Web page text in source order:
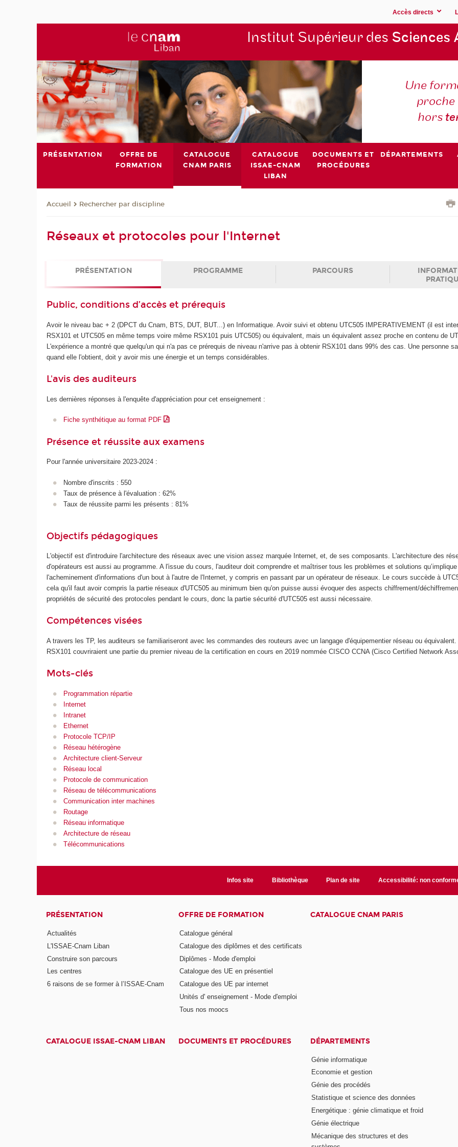
Accès directs
Institut Supérieur des Sciences
Une
proche
hors
PRÉSENTATION
OFFRE DE
FORMATION
CATALOGUE
CNAM PARIS
CATALOGUE
ISSAE-CNAM
LIBAN
DOCUMENTS ET
PROCÉDURES
DÉPARTEMENTS
Accueil Rechercher par discipline
Réseaux et protocoles pour l'Internet
PRÉSENTATION PROGRAMME PARCOURS
Public, conditions d’accès et prérequis
Avoir le niveau bac + 2 (DPCT du Cnam, BTS, DUT, BUT...) en Informatique. Avoir suivi et obtenu UTC505 IMPERATIVEMENT (il est
RSX101 et UTC505 en même temps voire même RSX101 puis UTC505) ou équivalent, mais un équivalent assez proche en contenu de
L'expérience a montré que quelqu'un qui n'a pas ce prérequis de niveau n'arrive pas à obtenir RSX101 dans 99% des cas. Une personne
quand elle l'obtient, doit y avoir mis une énergie et un temps considérables.
L'avis des auditeurs
Les dernières réponses à l'enquête d'appréciation pour cet enseignement :
Fiche synthétique au format PDF
Présence et réussite aux examens
Pour l'année universitaire 2023-2024 :
Nombre d'inscrits : 550
Taux de présence à l'évaluation : 62%
Taux de réussite parmi les présents : 81%
Objectifs pédagogiques
L'objectif est d'introduire l'architecture des réseaux avec une vision assez marquée Internet, et, de ses composants. L'architecture des
d'opérateurs est aussi au programme. A l'issue du cours, l'auditeur doit comprendre et maîtriser tous les problèmes et solutions qu’implique
l'acheminement d'informations d'un bout à l'autre de l'Internet, y compris en passant par un opérateur de réseaux. Le cours succède à
cela qu'il faut avoir compris la partie réseaux d'UTC505 au minimum bien qu'on puisse aussi évoquer des aspects chiffrement/
propriétés de sécurité des protocoles pendant le cours, donc la partie sécurité d'UTC505 est aussi nécessaire.
Compétences visées
A travers les TP, les auditeurs se familiariseront avec les commandes des routeurs avec un langage d'équipementier réseau ou
RSX101 couvriraient une partie du premier niveau de la certification en cours en 2019 nommée CISCO CCNA (Cisco Certified Network
Mots-clés
Programmation répartie
Internet
Intranet
Ethernet
Protocole TCP/IP
Réseau hétérogène
Architecture client-Serveur
Réseau local
Protocole de communication
Réseau de télécommunications
Communication inter machines
Routage
Réseau informatique
Architecture de réseau
Télécommunications
Infos site Bibliothèque Plan de site Accessibilité: non
PRÉSENTATION
Actualités
L'ISSAE-Cnam Liban
Construire son parcours
Les centres
6 raisons de se former à l’ISSAE-Cnam
OFFRE DE FORMATION
Catalogue général
Catalogue des diplômes et des certificats
Diplômes - Mode d'emploi
Catalogue des UE en présentiel
Catalogue des UE par internet
Unités d' enseignement - Mode d'emploi
Tous nos moocs
CATALOGUE CNAM PARIS
CATALOGUE ISSAE-CNAM LIBAN DOCUMENTS ET PROCÉDURES DÉPARTEMENTS
Génie informatique
Economie et gestion
Génie des procédés
Statistique et science des données
Energétique : génie climatique et froid
Génie électrique
Mécanique des structures et des